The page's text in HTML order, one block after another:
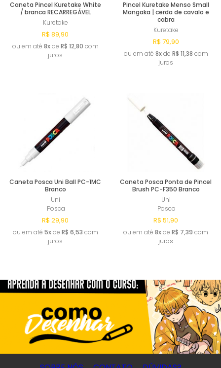
Caneta Pincel Kuretake White
/ branca RECARREGÁVEL
Kuretake
R$ 89,90
ou em até 8xde R$ 12,80 com
juros
Pincel Kuretake Menso Small
Mangaka | cerda de cavalo e
cabra
Kuretake
R$ 79,90
ou em até 8xde R$ 11,38 com
juros
Caneta Posca Uni Ball PC-1MC
Branco
Uni
Posca
R$ 29,90
ou em até 5xde R$ 6,53 com
juros
Caneta Posca Ponta de Pincel
Brush PC-F350 Branco
Uni
Posca
R$ 51,90
ou em até 8xde R$ 7,39 com
juros